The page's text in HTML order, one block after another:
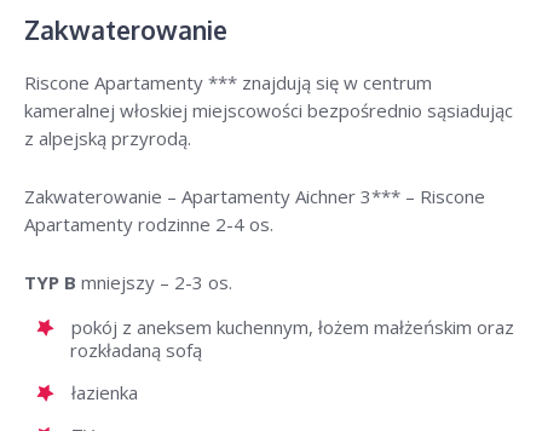
Zakwaterowanie
Riscone Apartamenty *** znajdują się w centrum
kameralnej włoskiej miejscowości bezpośrednio sąsiadując
z alpejską przyrodą.
Zakwaterowanie – Apartamenty Aichner 3*** – Riscone
Apartamenty rodzinne 2-4 os.
TYP B mniejszy – 2-3 os.
pokój z aneksem kuchennym, łożem małżeńskim oraz
rozkładaną sofą
łazienka